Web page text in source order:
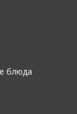
блюда